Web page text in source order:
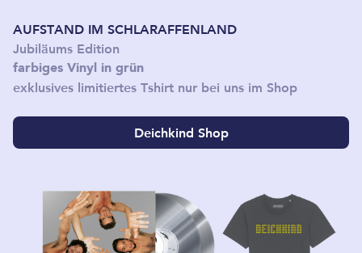
AUFSTAND IM SCHLARAFFEN­LAND
Jubiläums Edition
farbiges Vinyl in grün
exklusives limitiertes Tshirt nur bei uns im Shop
Deichkind Shop